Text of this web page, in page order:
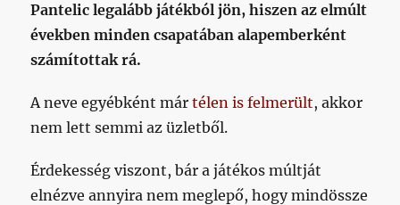
Pantelic legalább játékból jön, hiszen az elmúlt
években minden csapatában alapemberként
számítottak rá.
A neve egyébként mártélen is felmerült, akkor
nem lett semmi az üzletből.
Érdekesség viszont, bár a játékos múltját
elnézve annyira nem meglepő, hogy mindössze